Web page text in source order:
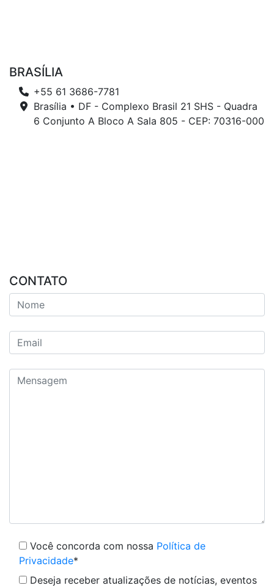
BRASÍLIA
+55 61 3686-7781
Brasília • DF - Complexo Brasil 21 SHS - Quadra
6 Conjunto A Bloco A Sala 805 - CEP: 70316-000
CONTATO
Você concorda com nossa Política de
Privacidade*
Deseja receber atualizações de notícias, eventos